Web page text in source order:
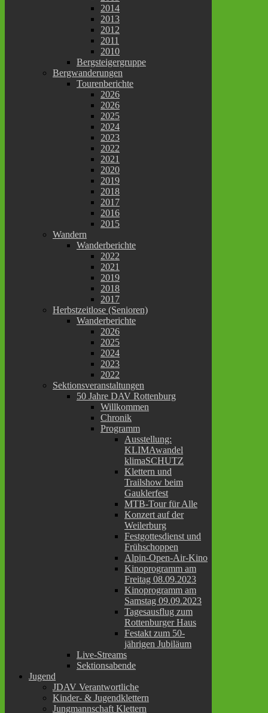
2014
2013
2012
2011
2010
Bergsteigergruppe
Bergwanderungen
Tourenberichte
2026
2026
2025
2024
2023
2022
2021
2020
2019
2018
2017
2016
2015
Wandern
Wanderberichte
2022
2021
2019
2018
2017
Herbstzeitlose (Senioren)
Wanderberichte
2026
2025
2024
2023
2022
Sektionsveranstaltungen
50 Jahre DAV Rottenburg
Willkommen
Chronik
Programm
Ausstellung:
KLIMAwandel
klimaSCHUTZ
Klettern und
Trailshow beim
Gauklerfest
MTB-Tour für Alle
Konzert auf der
Weilerburg
Festgottesdienst und
Frühschoppen
Alpin-Open-Air-Kino
Kinoprogramm am
Freitag 08.09.2023
Kinoprogramm am
Samstag 09.09.2023
Tagesausflug zum
Rottenburger Haus
Festakt zum 50-
jährigen Jubiläum
Live-Streams
Sektionsabende
Jugend
JDAV Verantwortliche
Kinder- & Jugendklettern
Jungmannschaft Klettern